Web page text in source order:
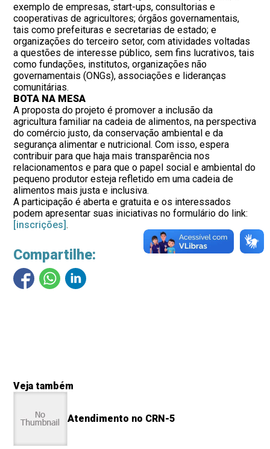
exemplo de empresas, start-ups, consultorias e
cooperativas de agricultores; órgãos governamentais,
tais como prefeituras e secretarias de estado; e
organizações do terceiro setor, com atividades voltadas
a questões de interesse público, sem fins lucrativos, tais
como fundações, institutos, organizações não
governamentais (ONGs), associações e lideranças
comunitárias.
BOTA NA MESA
A proposta do projeto é promover a inclusão da
agricultura familiar na cadeia de alimentos, na perspectiva
do comércio justo, da conservação ambiental e da
segurança alimentar e nutricional. Com isso, espera
contribuir para que haja mais transparência nos
relacionamentos e para que o papel social e ambiental do
pequeno produtor esteja refletido em uma cadeia de
alimentos mais justa e inclusiva.
A participação é aberta e gratuita e os interessados
podem apresentar suas iniciativas no formulário do link:
[inscrições] .
Compartilhe:
Veja também
Atendimento no CRN-5